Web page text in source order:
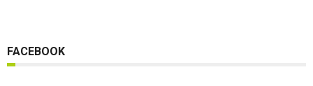
FACEBOOK